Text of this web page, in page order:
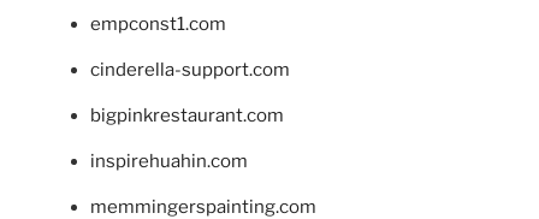
empconst1.com
cinderella-support.com
bigpinkrestaurant.com
inspirehuahin.com
memmingerspainting.com